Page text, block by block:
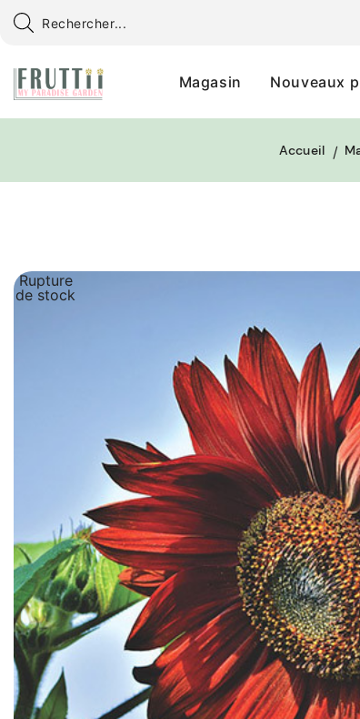
Magasin Nouveaux
Accueil
Rupture
de stock